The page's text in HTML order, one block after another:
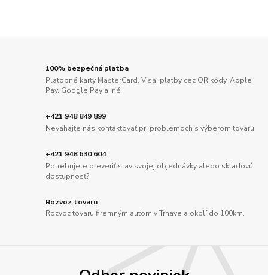
100% bezpečná platba
Platobné karty MasterCard, Visa, platby cez QR kódy, Apple
Pay, Google Pay a iné
+421 948 849 899
Neváhajte nás kontaktovať pri problémoch s výberom tovaru
+421 948 630 604
Potrebujete preveriť stav svojej objednávky alebo skladovú
dostupnosť?
Rozvoz tovaru
Rozvoz tovaru firemným autom v Trnave a okolí do 100km.